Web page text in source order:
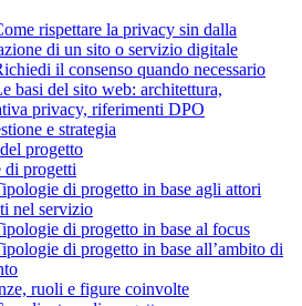
rispettare la privacy sin dalla
di un sito o servizio digitale
il consenso quando necessario
basi del sito web: architettura,
privacy, riferimenti DPO
e strategia
progetto
di progetti
di progetto in base agli attori
nel servizio
di progetto in base al focus
di progetto in base all’ambito di
ruoli e figure coinvolte